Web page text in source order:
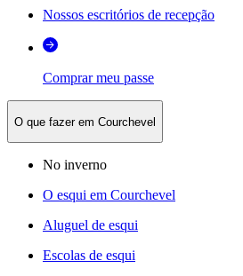
Nossos escritórios de recepção
Comprar meu passe
O que fazer em Courchevel
No inverno
O esqui em Courchevel
Aluguel de esqui
Escolas de esqui